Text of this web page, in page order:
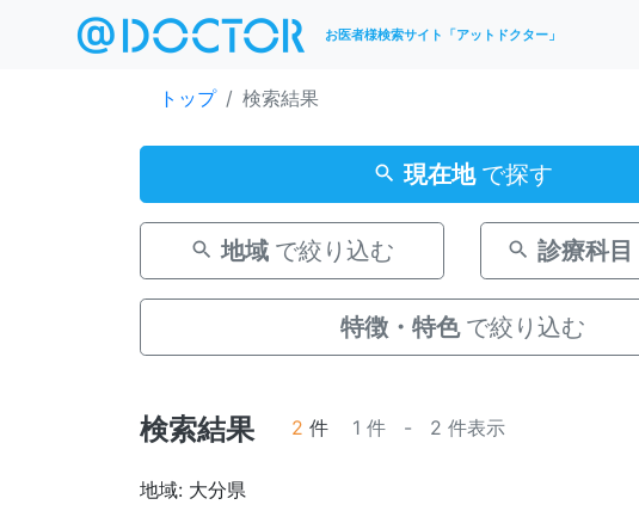
お医者様検索サイト「アットドクター」
トップ 検索結果
現在地 で探す
地域 で絞り込む 診療科目
特徴・特色 で絞り込む
検索結果 2 件 1 件 - 2 件表示
地域: 大分県